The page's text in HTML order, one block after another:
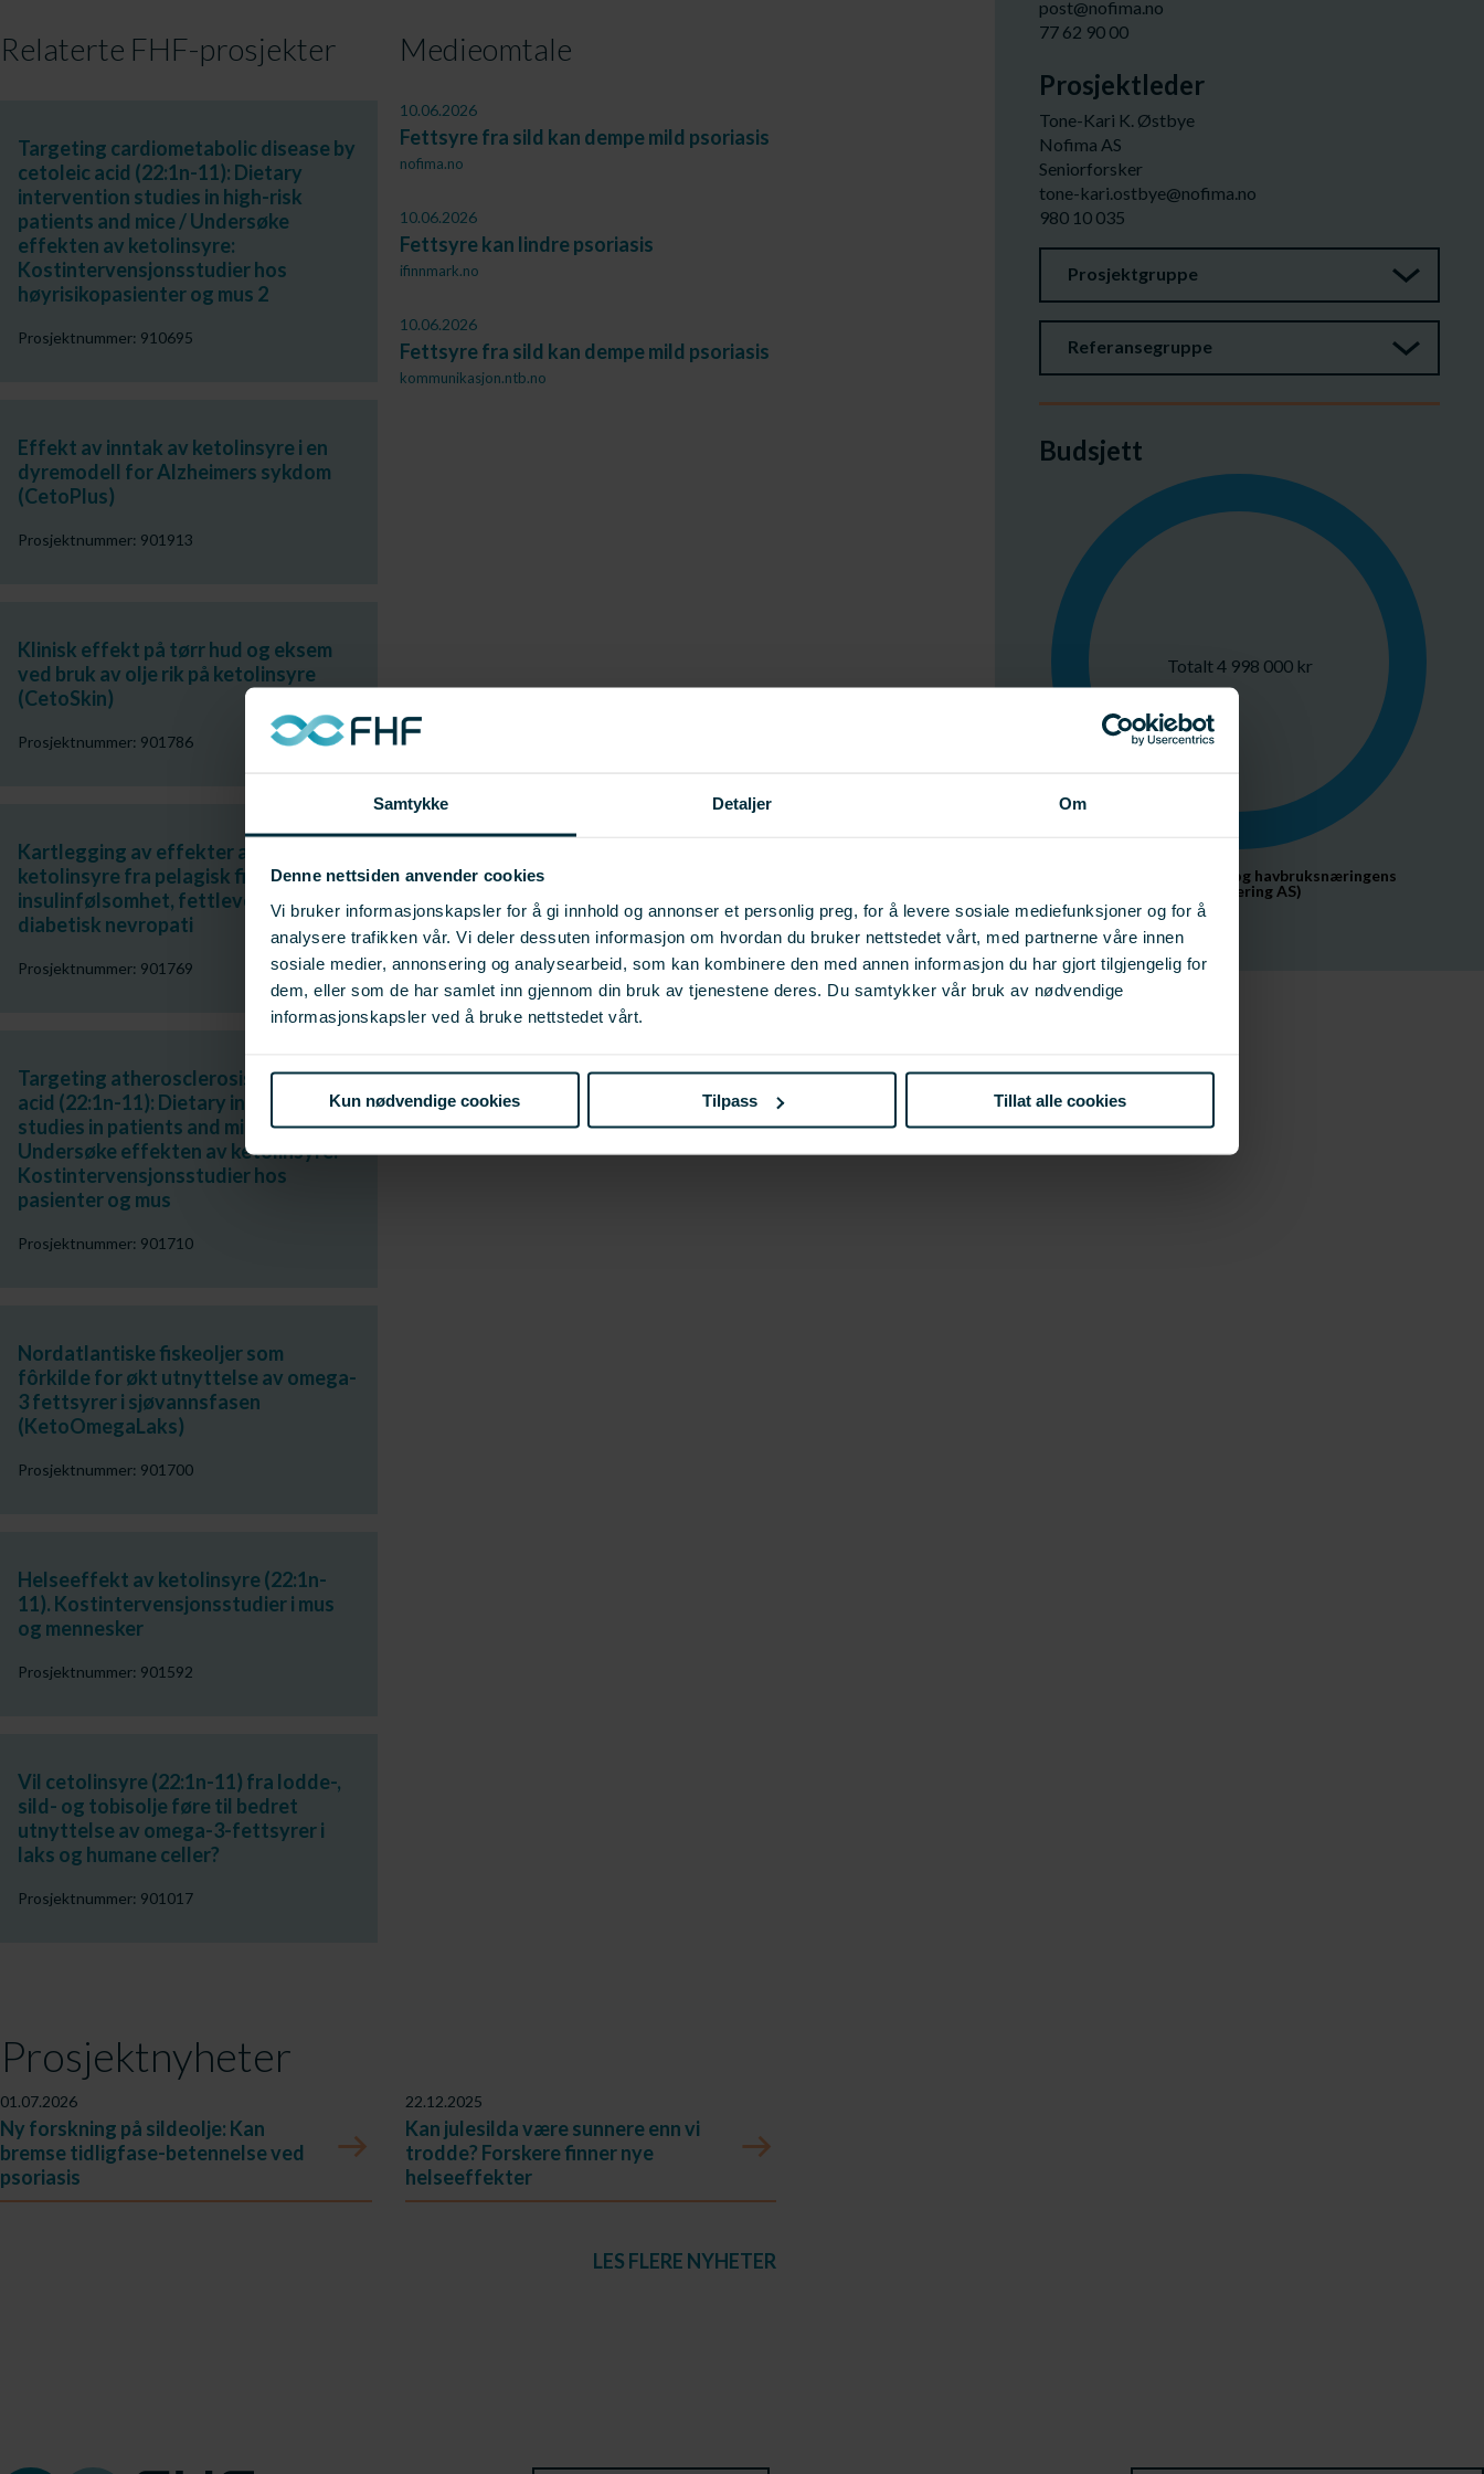
Samtykke Detaljer Om
Denne nettsiden anvender cookies
Vi bruker informasjonskapsler for å gi innhold og annonser et personlig preg, for å levere sosiale mediefunksjoner og for å
analysere trafikken vår. Vi deler dessuten informasjon om hvordan du bruker nettstedet vårt, med partnerne våre innen
sosiale medier, annonsering og analysearbeid, som kan kombinere den med annen informasjon du har gjort tilgjengelig for
dem, eller som de har samlet inn gjennom din bruk av tjenestene deres. Du samtykker vår bruk av nødvendige
informasjonskapsler ved å bruke nettstedet vårt.
Kun nødvendige cookies Tilpass Tillat alle cookies
Relaterte FHF-prosjekter
Targeting cardiometabolic disease by
cetoleic acid (22:1n-11): Dietary
intervention studies in high-risk
patients and mice / Undersøke
effekten av ketolinsyre:
Kostintervensjonsstudier hos
høyrisikopasienter og mus 2
Prosjektnummer: 910695
Effekt av inntak av ketolinsyre i en
dyremodell for Alzheimers sykdom
(CetoPlus)
Prosjektnummer: 901913
Klinisk effekt på tørr hud og eksem
ved bruk av olje rik på ketolinsyre
(CetoSkin)
Prosjektnummer: 901786
Kartlegging av effekter av
ketolinsyre fra pelagisk fisk på
insulinfølsomhet, fettlever og
diabetisk nevropati
Prosjektnummer: 901769
Targeting atherosclerosis by cetoleic
acid (22:1n-11): Dietary intervention
studies in patients and mice /
Undersøke effekten av ketolinsyre:
Kostintervensjonsstudier hos
pasienter og mus
Prosjektnummer: 901710
Nordatlantiske fiskeoljer som
fôrkilde for økt utnyttelse av omega-
3 fettsyrer i sjøvannsfasen
(KetoOmegaLaks)
Prosjektnummer: 901700
Helseeffekt av ketolinsyre (22:1n-
11). Kostintervensjonsstudier i mus
og mennesker
Prosjektnummer: 901592
Vil cetolinsyre (22:1n-11) fra lodde-,
sild- og tobisolje føre til bedret
utnyttelse av omega-3-fettsyrer i
laks og humane celler?
Prosjektnummer: 901017
Medieomtale
10.06.2026
Fettsyre fra sild kan dempe mild psoriasis
nofima.no
10.06.2026
Fettsyre kan lindre psoriasis
ifinnmark.no
10.06.2026
Fettsyre fra sild kan dempe mild psoriasis
kommunikasjon.ntb.no
Prosjektnyheter
01.07.2026
Ny forskning på sildeolje: Kan
bremse tidligfase-betennelse ved
psoriasis
22.12.2025
Kan julesilda være sunnere enn vi
trodde? Forskere finner nye
helseeffekter
LES FLERE NYHETER
post@nofima.no
77 62 90 00
Prosjektleder
Tone-Kari K. Østbye
Nofima AS
Seniorforsker
tone-kari.ostbye@nofima.no
980 10 035
Prosjektgruppe
Referansegruppe
Budsjett
Totalt 4 998 000 kr
FHF AS (Fiskeri- og havbruksnæringens
forskningsfinansiering AS)
4 998 000 kr